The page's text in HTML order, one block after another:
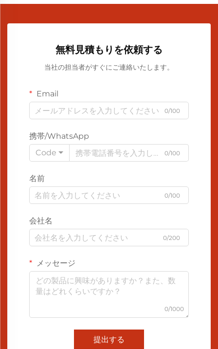
無料見積もりを依頼する
当社の担当者がすぐにご連絡いたします。
Email
0/100
携帯/WhatsApp
Code
0/100
名前
0/100
会社名
0/200
メッセージ
0/1000
提出する